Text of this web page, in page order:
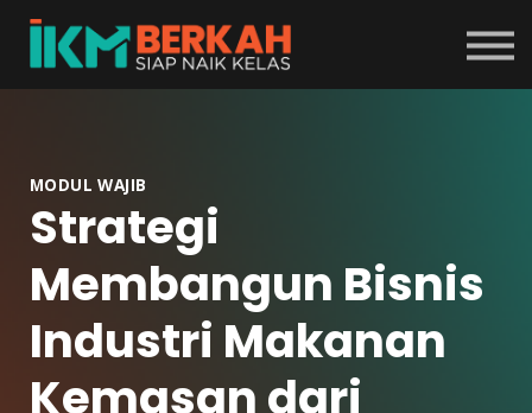
Tentang Program
Masuk
MODUL WAJIB
Strategi
Membangun Bisnis
Industri Makanan
Kemasan dari